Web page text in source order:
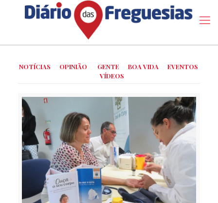
NOTÍCIAS OPINIÃO GENTE BOA VIDA
EVENTOS
VÍDEOS